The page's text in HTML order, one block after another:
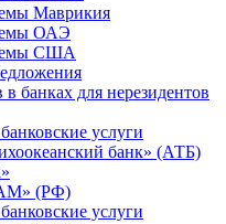
Маврикия
ОАЭ
США
банках для нерезидентов
услуги
банк» (АТБ)
(РФ)
услуги